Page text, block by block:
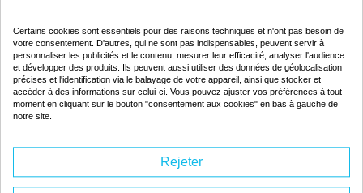
Produits associés
Cartouche d'encre compatible - EPSON T0501 - noir -
(C13T05014010)
17.00 ml
ISO 9001 / ISO 14001
Certains cookies sont essentiels pour des raisons techniques et n'ont pas besoin de
votre consentement. D'autres, qui ne sont pas indispensables, peuvent servir à
personnaliser les publicités et le contenu, mesurer leur efficacité, analyser l'audience
et développer des produits. Ils peuvent aussi utiliser des données de géolocalisation
précises et l'identification via le balayage de votre appareil, ainsi que stocker et
accéder à des informations sur celui-ci. Vous pouvez ajuster vos préférences à tout
moment en cliquant sur le bouton "consentement aux cookies" en bas à gauche de
notre site.
Rejeter